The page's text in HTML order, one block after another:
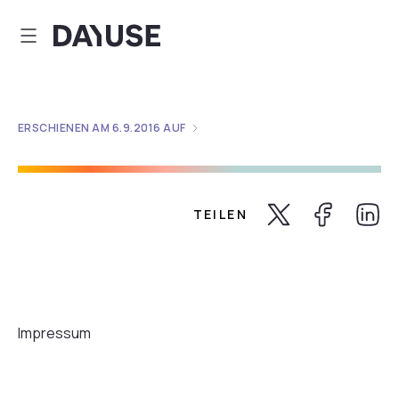
Dayuse
ERSCHIENEN AM 6.9.2016 AUF
TEILEN
Impressum